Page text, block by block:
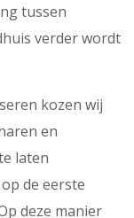
tussen
verder wordt
kozen wij
en
laten
de eerste
deze manier